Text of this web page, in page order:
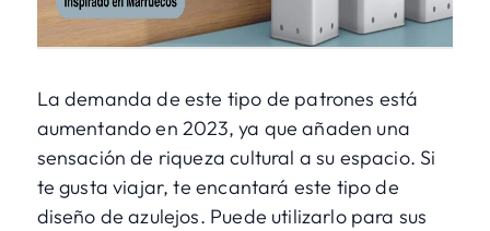
La demanda de este tipo de patrones está
aumentando en 2023, ya que añaden una
sensación de riqueza cultural a su espacio. Si
te gusta viajar, te encantará este tipo de
diseño de azulejos. Puede utilizarlo para sus